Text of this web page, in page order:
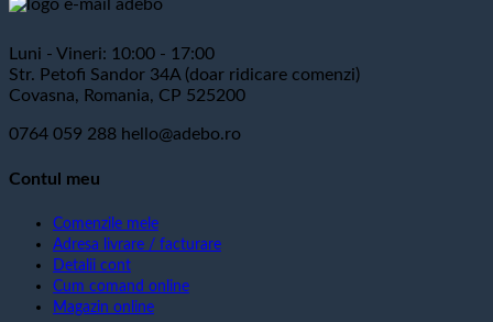
Luni - Vineri: 10:00 - 17:00
Str. Petofi Sandor 34A (doar ridicare comenzi)
Covasna, Romania, CP 525200
0764 059 288 hello@adebo.ro
Contul meu
Comenzile mele
Adresa livrare / facturare
Detalii cont
Cum comand online
Magazin online